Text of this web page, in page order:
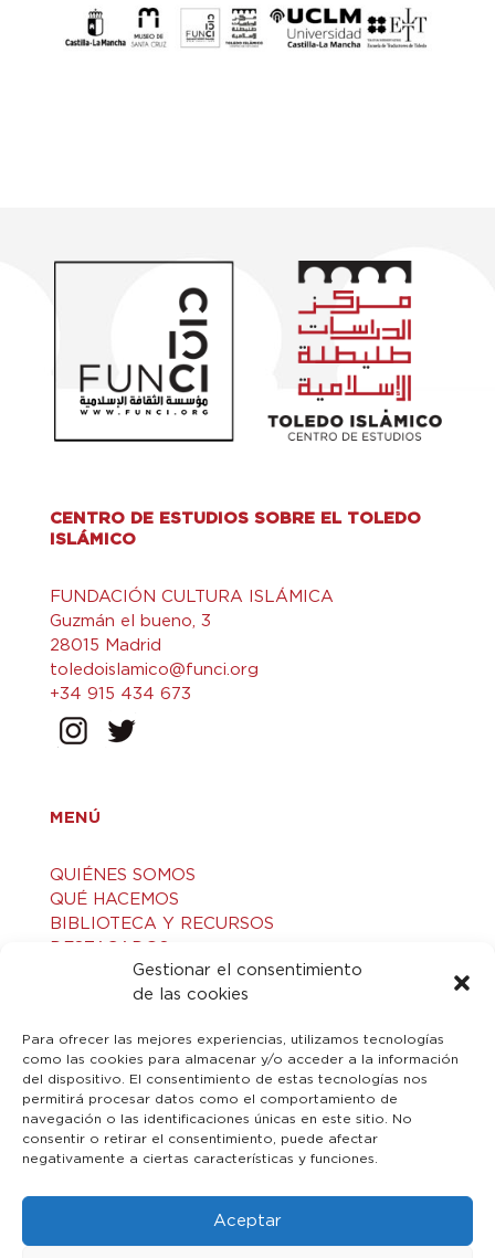
Gestionar el consentimiento
de las cookies
Para ofrecer las mejores experiencias, utilizamos tecnologías
como las cookies para almacenar y/o acceder a la información
del dispositivo. El consentimiento de estas tecnologías nos
permitirá procesar datos como el comportamiento de
navegación o las identificaciones únicas en este sitio. No
consentir o retirar el consentimiento, puede afectar
negativamente a ciertas características y funciones.
Aceptar
CENTRO DE ESTUDIOS SOBRE EL TOLEDO
ISLÁMICO
FUNDACIÓN CULTURA ISLÁMICA
Guzmán el bueno, 3
28015 Madrid
toledoislamico@funci.org
+34 915 434 673
MENÚ
QUIÉNES SOMOS
QUÉ HACEMOS
BIBLIOTECA Y RECURSOS
ACTIVIDADES
VISITAS GUIADAS
LEGAL
AVISO LEGAL
POLÍTICA DE COOKIES